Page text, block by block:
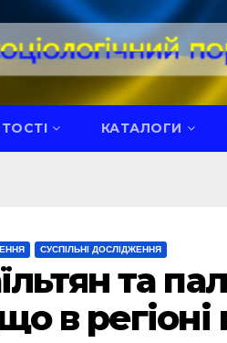
КАТАЛОГИ
СУСПІЛЬНІ ДОСЛІДЖЕННЯ
та
в регіоні